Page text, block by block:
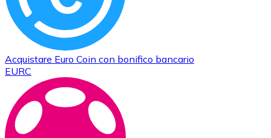
Acquistare Euro Coin con bonifico bancario
EURC